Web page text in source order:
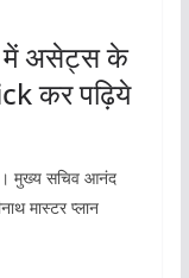
में असेट्स के
कर पढ़िये
मुख्य सचिव आनंद
मास्टर प्लान